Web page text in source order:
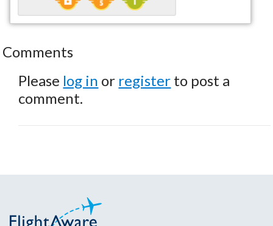
Comments
Please log in or register to post a
comment.